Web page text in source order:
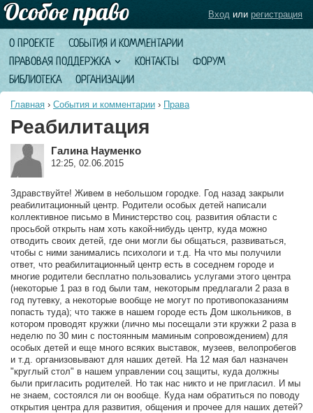
О ПРОЕКТЕ
СОБЫТИЯ И КОММЕНТАРИИ
ПРАВОВАЯ ПОДДЕРЖКА
КОНТАКТЫ
ФОРУМ
БИБЛИОТЕКА
ОРГАНИЗАЦИИ
Вход или регистрация
Главная › События и комментарии › Права
Реабилитация
Галина Науменко
12:25, 02.06.2015
Здравствуйте! Живем в небольшом городке. Год назад закрыли
реабилитационный центр. Родители особых детей написали
коллективное письмо в Министерство соц. развития области с
просьбой открыть нам хоть какой-нибудь центр, куда можно
отводить своих детей, где они могли бы общаться, развиваться,
чтобы с ними занимались психологи и т.д. На что мы получили
ответ, что реабилитационный центр есть в соседнем городе и
многие родители бесплатно пользовались услугами этого центра
(некоторые 1 раз в год были там, некоторым предлагали 2 раза в
год путевку, а некоторые вообще не могут по противопоказаниям
попасть туда); что также в нашем городе есть Дом школьников, в
котором проводят кружки (лично мы посещали эти кружки 2 раза в
неделю по 30 мин с постоянным маминым сопровождением) для
особых детей и еще много всяких выставок, музеев, велопробегов
и т.д. организовывают для наших детей. На 12 мая бал назначен
"круглый стол" в нашем управлении соц защиты, куда должны
были пригласить родителей. Но так нас никто и не пригласил. И мы
не знаем, состоялся ли он вообще. Куда нам обратиться по поводу
открытия центра для развития, общения и прочее для наших детей?